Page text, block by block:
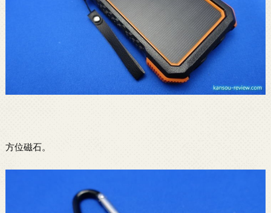
方位磁石。